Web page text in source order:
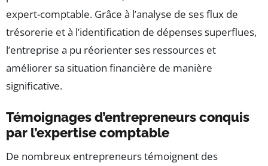
expert-comptable. Grâce à l’analyse de ses flux de
trésorerie et à l’identification de dépenses superflues,
l’entreprise a pu réorienter ses ressources et
améliorer sa situation financière de manière
significative.
Témoignages d’entrepreneurs conquis
par l’expertise comptable
De nombreux entrepreneurs témoignent des